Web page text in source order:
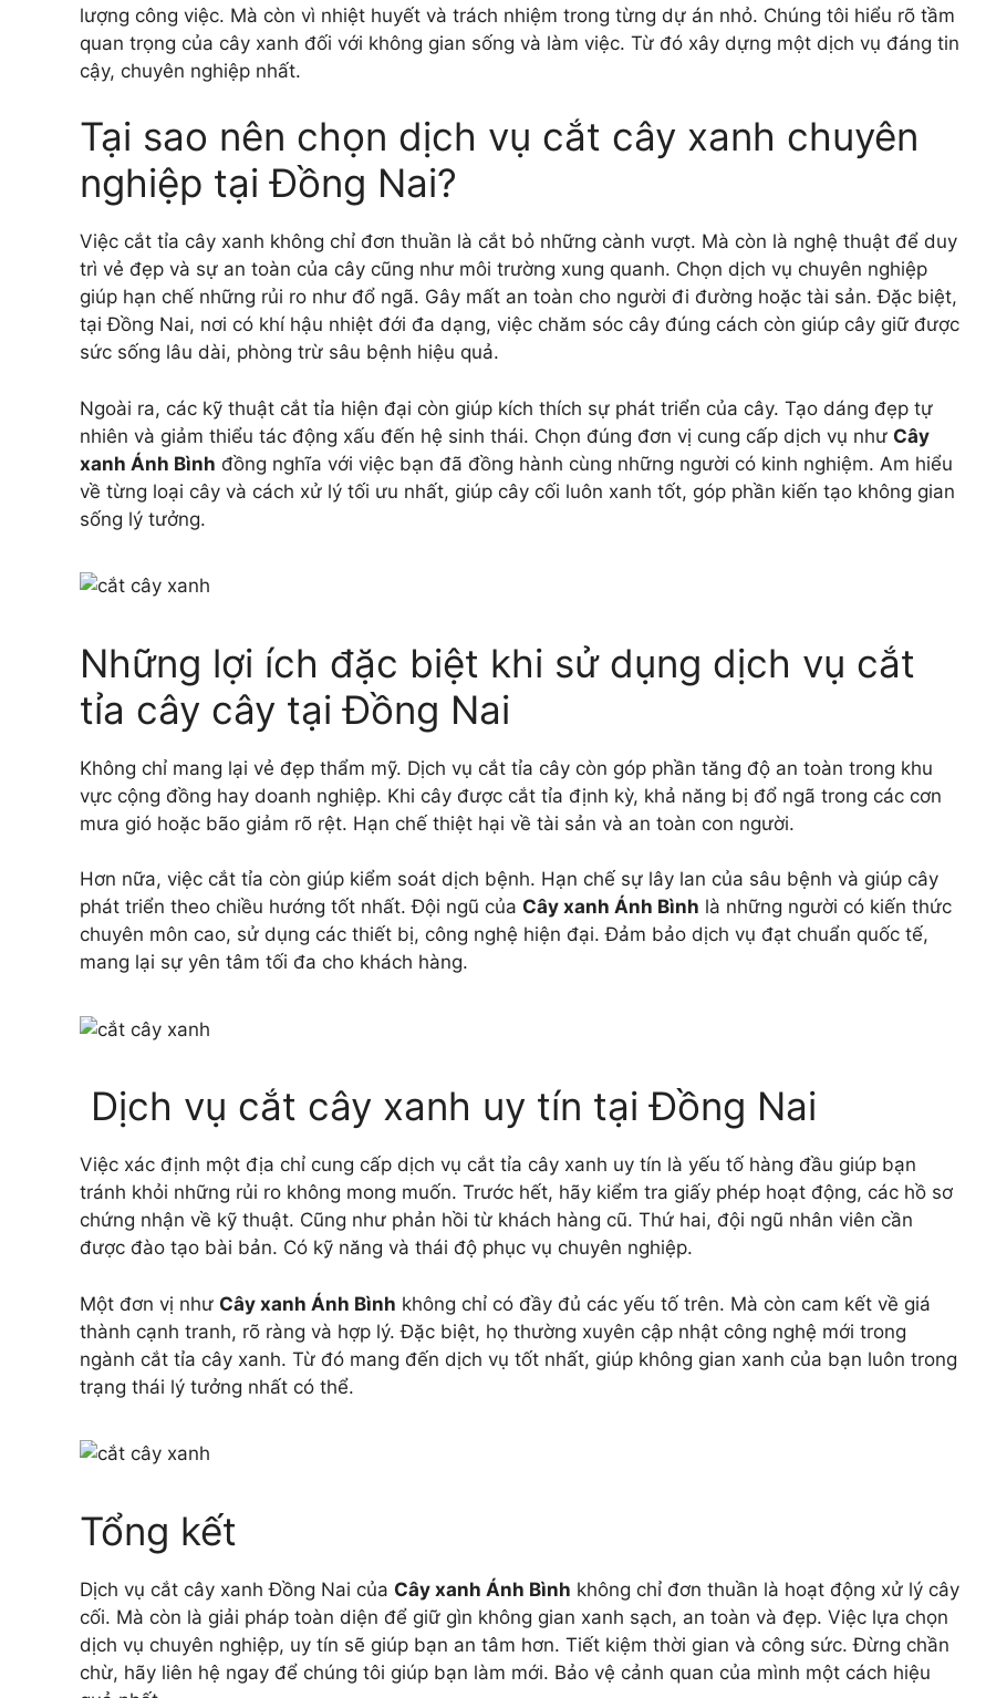
lượng công việc. Mà còn vì nhiệt huyết và trách nhiệm trong từng dự án nhỏ. Chúng tôi hiểu rõ tầm
quan trọng của cây xanh đối với không gian sống và làm việc. Từ đó xây dựng một dịch vụ đáng tin
cậy, chuyên nghiệp nhất.
Tại sao nên chọn dịch vụ cắt cây xanh chuyên
nghiệp tại Đồng Nai?
Việc cắt tỉa cây xanh không chỉ đơn thuần là cắt bỏ những cành vượt. Mà còn là nghệ thuật để duy
trì vẻ đẹp và sự an toàn của cây cũng như môi trường xung quanh. Chọn dịch vụ chuyên nghiệp
giúp hạn chế những rủi ro như đổ ngã. Gây mất an toàn cho người đi đường hoặc tài sản. Đặc biệt,
tại Đồng Nai, nơi có khí hậu nhiệt đới đa dạng, việc chăm sóc cây đúng cách còn giúp cây giữ được
sức sống lâu dài, phòng trừ sâu bệnh hiệu quả.
Ngoài ra, các kỹ thuật cắt tỉa hiện đại còn giúp kích thích sự phát triển của cây. Tạo dáng đẹp tự
nhiên và giảm thiểu tác động xấu đến hệ sinh thái. Chọn đúng đơn vị cung cấp dịch vụ như Cây
xanh Ánh Bình đồng nghĩa với việc bạn đã đồng hành cùng những người có kinh nghiệm. Am hiểu
về từng loại cây và cách xử lý tối ưu nhất, giúp cây cối luôn xanh tốt, góp phần kiến tạo không gian
sống lý tưởng.
Những lợi ích đặc biệt khi sử dụng dịch vụ cắt
tỉa cây cây tại Đồng Nai
Không chỉ mang lại vẻ đẹp thẩm mỹ. Dịch vụ cắt tỉa cây còn góp phần tăng độ an toàn trong khu
vực cộng đồng hay doanh nghiệp. Khi cây được cắt tỉa định kỳ, khả năng bị đổ ngã trong các cơn
mưa gió hoặc bão giảm rõ rệt. Hạn chế thiệt hại về tài sản và an toàn con người.
Hơn nữa, việc cắt tỉa còn giúp kiểm soát dịch bệnh. Hạn chế sự lây lan của sâu bệnh và giúp cây
phát triển theo chiều hướng tốt nhất. Đội ngũ của Cây xanh Ánh Bình là những người có kiến thức
chuyên môn cao, sử dụng các thiết bị, công nghệ hiện đại. Đảm bảo dịch vụ đạt chuẩn quốc tế,
mang lại sự yên tâm tối đa cho khách hàng.
Dịch vụ cắt cây xanh uy tín tại Đồng Nai
Việc xác định một địa chỉ cung cấp dịch vụ cắt tỉa cây xanh uy tín là yếu tố hàng đầu giúp bạn
tránh khỏi những rủi ro không mong muốn. Trước hết, hãy kiểm tra giấy phép hoạt động, các hồ sơ
chứng nhận về kỹ thuật. Cũng như phản hồi từ khách hàng cũ. Thứ hai, đội ngũ nhân viên cần
được đào tạo bài bản. Có kỹ năng và thái độ phục vụ chuyên nghiệp.
Một đơn vị như Cây xanh Ánh Bình không chỉ có đầy đủ các yếu tố trên. Mà còn cam kết về giá
thành cạnh tranh, rõ ràng và hợp lý. Đặc biệt, họ thường xuyên cập nhật công nghệ mới trong
ngành cắt tỉa cây xanh. Từ đó mang đến dịch vụ tốt nhất, giúp không gian xanh của bạn luôn trong
trạng thái lý tưởng nhất có thể.
Tổng kết
Dịch vụ cắt cây xanh Đồng Nai của Cây xanh Ánh Bình không chỉ đơn thuần là hoạt động xử lý cây
cối. Mà còn là giải pháp toàn diện để giữ gìn không gian xanh sạch, an toàn và đẹp. Việc lựa chọn
dịch vụ chuyên nghiệp, uy tín sẽ giúp bạn an tâm hơn. Tiết kiệm thời gian và công sức. Đừng chần
chừ, hãy liên hệ ngay để chúng tôi giúp bạn làm mới. Bảo vệ cảnh quan của mình một cách hiệu